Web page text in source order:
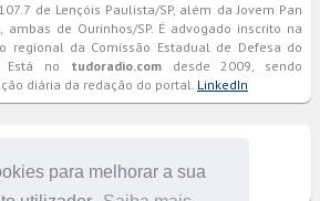
para melhorar a sua
de Lençóis Paulista/SP, além da Jovem Pan
ambas de Ourinhos/SP. É advogado inscrito na
regional da Comissão Estadual de Defesa do
Está no tudoradio.comdesde 2009, sendo
diária da redação do portal. LinkedIn